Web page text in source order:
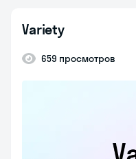
Variety
659 просмотров